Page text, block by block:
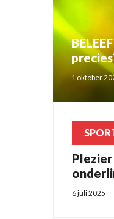
1 oktober
6 juli 2025